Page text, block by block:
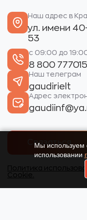
Наш адрес в
ул. имени
53
с 09:00 до
8 800
Наш телеграм
gaudirielt
Адрес
Связаться
Политика
Cookie.
Мы
использовании